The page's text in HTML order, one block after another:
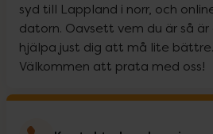
syd till Lappland i norr, och
datorn. Oavsett vem du är så
hjälpa just dig att må lite bättre.
Välkommen att prata med oss!